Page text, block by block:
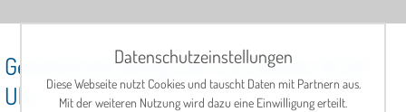
Gedächtnistraining mit Frau Bertler 10:30
Uhr
Datenschutzeinstellungen
Diese Webseite nutzt Cookies und tauscht Daten mit Partnern aus.
Mit der weiteren Nutzung wird dazu eine Einwilligung erteilt.